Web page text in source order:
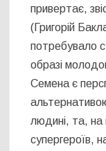
привертає,
(Григорій
потребувало
образі
Семена є
людині, та, на
супергероїв,